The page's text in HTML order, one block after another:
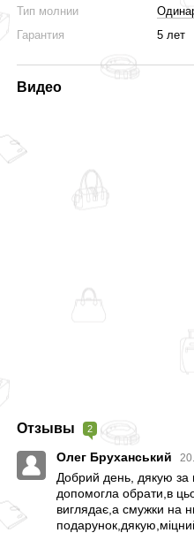
Тип молнии
Гарантия
5 лет
Видео
Отзывы 2
Олег Бруханський
Добрий день, дякую за
допомогла обрати,в
виглядає,а смужки на